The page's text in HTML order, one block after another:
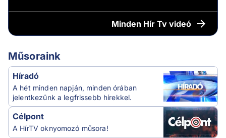
Minden Hír Tv videó
Műsoraink
Híradó
A hét minden napján, minden órában
jelentkezünk a legfrissebb hírekkel.
Célpont
A HírTV oknyomozó műsora!